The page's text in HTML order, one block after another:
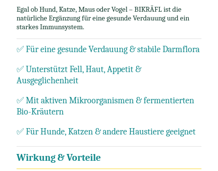
Egal ob Hund, Katze, Maus oder Vogel – BIKRÄFL ist die
natürliche Ergänzung für eine gesunde Verdauung und ein
starkes Immunsystem.
✅ Für eine gesunde Verdauung & stabile Darmflora
✅ Unterstützt Fell, Haut, Appetit &
Ausgeglichenheit
✅ Mit aktiven Mikroorganismen & fermentierten
Bio-Kräutern
✅ Für Hunde, Katzen & andere Haustiere geeignet
Wirkung & Vorteile